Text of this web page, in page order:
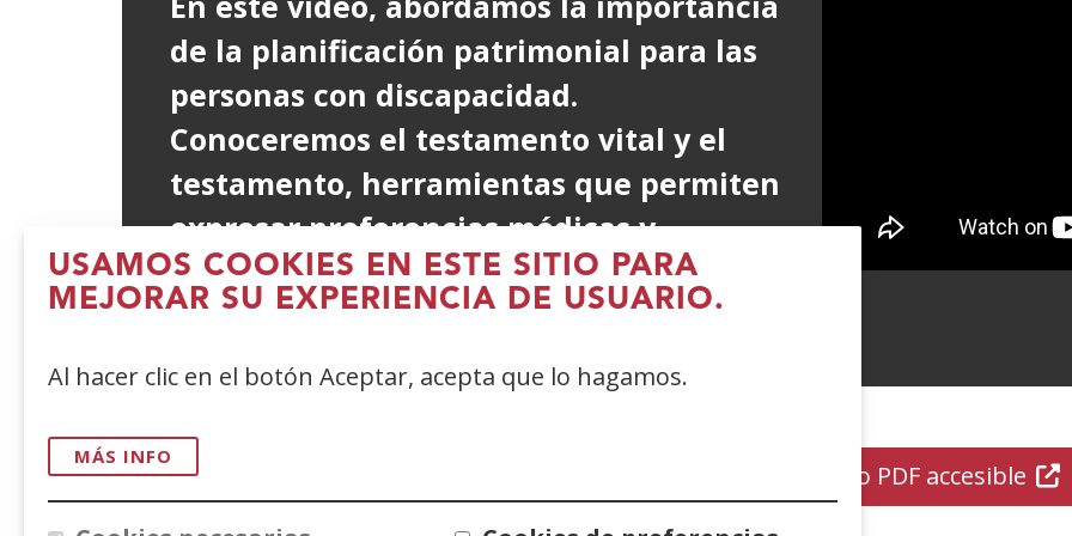
USAMOS COOKIES EN ESTE SITIO PARA
MEJORAR SU EXPERIENCIA DE USUARIO.
Al hacer clic en el botón Aceptar, acepta que lo hagamos.
MÁS INFO
nueva
ventana)
de la planificación patrimonial para las
personas con discapacidad.
Conoceremos el testamento vital y el
testamento, herramientas que permiten
expresar preferencias médicas y
planificar la distribución de bienes y
patrimonio.
Descarga la guía, en formato PDF accesible
en